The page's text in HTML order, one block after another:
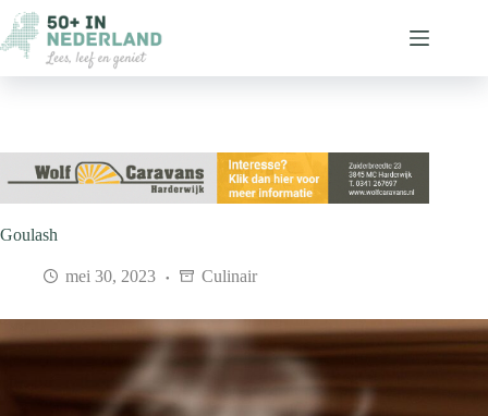
naar
de
inhoud
Goulash
mei 30, 2023 Culinair